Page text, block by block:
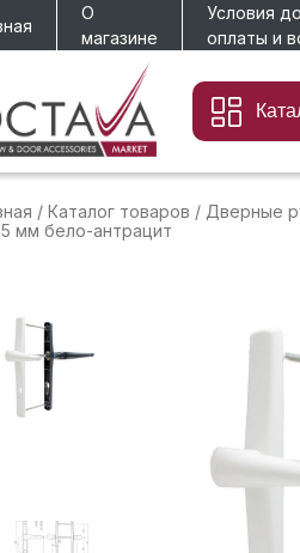
О
магазине
Условия
оплаты и
/ Каталог товаров / Дверные
мм бело-антрацит